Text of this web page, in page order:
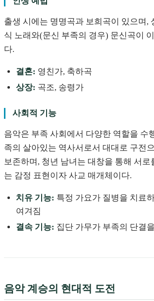
출생 시에는 명명곡과 보희곡이 있으며,
식 노래와(문신 부족의 경우) 문신곡이
다.
결혼: 영친가, 축하곡
상장: 곡조, 송령가
사회적 기능
음악은 부족 사회에서 다양한 역할을 수
족의 살아있는 역사서로서 대대로 구전
보존하며, 청년 남녀는 대창을 통해 서로
는 감정 표현이자 사교 매개체이다.
치유 기능: 특정 가요가 질병을 치료
여겨짐
결속 기능: 집단 가무가 부족의 단결
음악 계승의 현대적 도전